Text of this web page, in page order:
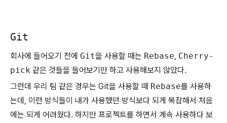
Git
회사에 들어오기 전에 Git을 사용할 때는 Rebase Cherry-
pick 같은 것들을 들어보기만 하고 사용해보지 않았다.
그런데 우리 팀 같은 경우는 Git을 사용할 때 Rebase를 사용하
는데, 이런 방식들이 내가 사용했던 방식보다 되게 복잡해서 처음
에는 되게 어려웠다. 하지만 프로젝트를 하면서 계속 사용하다 보